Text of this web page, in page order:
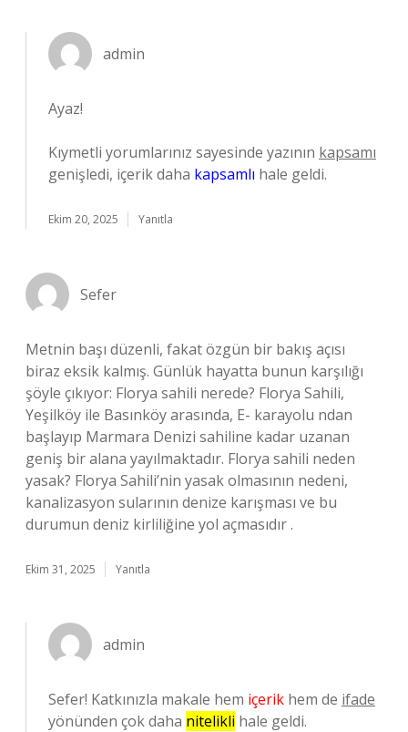
admin
Ayaz!
Kıymetli yorumlarınız sayesinde yazının kapsamı
genişledi, içerik daha kapsamlı hale geldi.
Ekim 20, 2025 Yanıtla
Sefer
Metnin başı düzenli, fakat özgün bir bakış açısı
biraz eksik kalmış. Günlük hayatta bunun karşılığı
şöyle çıkıyor: Florya sahili nerede? Florya Sahili,
Yeşilköy ile Basınköy arasında, E- karayolu ndan
başlayıp Marmara Denizi sahiline kadar uzanan
geniş bir alana yayılmaktadır. Florya sahili neden
yasak? Florya Sahili’nin yasak olmasının nedeni,
kanalizasyon sularının denize karışması ve bu
durumun deniz kirliliğine yol açmasıdır .
Ekim 31, 2025 Yanıtla
admin
Sefer! Katkınızla makale hem içerik hem de ifade
yönünden çok daha nitelikli hale geldi.